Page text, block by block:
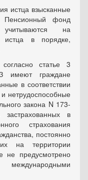
истца взысканные
фонд
на
истца в порядке,
статье 3
имеют граждане
в соответствии
нетрудоспособные
закона N 173-
в
страхования
постоянно
на территории
не предусмотрено